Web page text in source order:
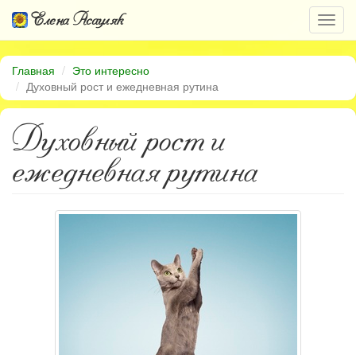
Елена Асауляк
Главная
Это интересно
Духовный рост и ежедневная рутина
Духовный рост и
ежедневная рутина